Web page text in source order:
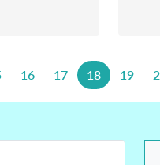
16 17 18 19